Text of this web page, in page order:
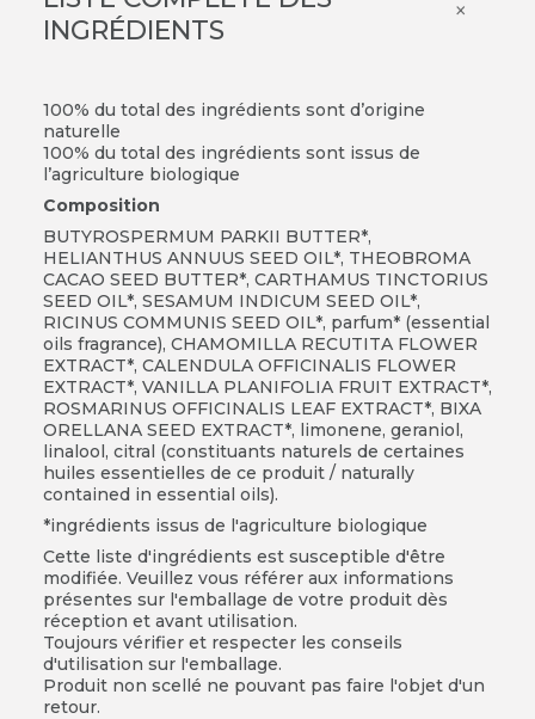
INGRÉDIENTS
×
100% du total des ingrédients sont d’origine
naturelle
100% du total des ingrédients sont issus de
l’agriculture biologique
Composition
BUTYROSPERMUM PARKII BUTTER*,
HELIANTHUS ANNUUS SEED OIL*, THEOBROMA
CACAO SEED BUTTER*, CARTHAMUS TINCTORIUS
SEED OIL*, SESAMUM INDICUM SEED OIL*,
RICINUS COMMUNIS SEED OIL*, parfum* (essential
oils fragrance), CHAMOMILLA RECUTITA FLOWER
EXTRACT*, CALENDULA OFFICINALIS FLOWER
EXTRACT*, VANILLA PLANIFOLIA FRUIT EXTRACT*,
ROSMARINUS OFFICINALIS LEAF EXTRACT*, BIXA
ORELLANA SEED EXTRACT*, limonene, geraniol,
linalool, citral (constituants naturels de certaines
huiles essentielles de ce produit / naturally
contained in essential oils).
*ingrédients issus de l'agriculture biologique
Cette liste d'ingrédients est susceptible d'être
modifiée. Veuillez vous référer aux informations
présentes sur l'emballage de votre produit dès
réception et avant utilisation.
Toujours vérifier et respecter les conseils
d'utilisation sur l'emballage.
Produit non scellé ne pouvant pas faire l'objet d'un
retour.